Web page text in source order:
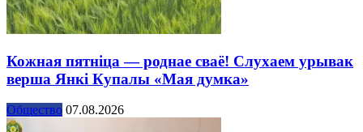
Кожная пятніца — роднае сваё! Слухаем урывак
верша Янкі Купалы «Мая думка»
Общество 07.08.2026